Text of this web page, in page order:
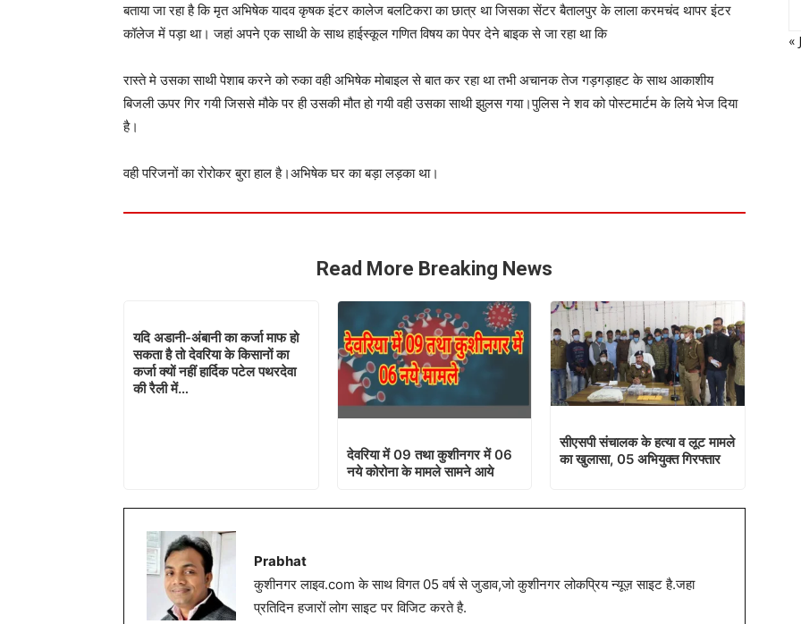
बताया जा रहा है कि मृत अभिषेक यादव कृषक इंटर कालेज बलटिकरा का छात्र था जिसका सेंटर बैतालपुर के लाला करमचंद थापर इंटर
कॉलेज में पड़ा था। जहां अपने एक साथी के साथ हाईस्कूल गणित विषय का पेपर देने बाइक से जा रहा था कि
रास्ते मे उसका साथी पेशाब करने को रुका वही अभिषेक मोबाइल से बात कर रहा था तभी अचानक तेज गड़गड़ाहट के साथ आकाशीय
बिजली ऊपर गिर गयी जिससे मौके पर ही उसकी मौत हो गयी वही उसका साथी झुलस गया।पुलिस ने शव को पोस्टमार्टम के लिये भेज दिया
है।
वही परिजनों का रोरोकर बुरा हाल है।अभिषेक घर का बड़ा लड़का था।
Read More Breaking News
यदि अडानी-अंबानी का कर्जा माफ हो
सकता है तो देवरिया के किसानों का
कर्जा क्यों नहीं हार्दिक पटेल पथरदेवा
की रैली में…
देवरिया में 09 तथा कुशीनगर में 06
नये कोरोना के मामले सामने आये
सीएसपी संचालक के हत्या व लूट मामले
का खुलासा, 05 अभियुक्त गिरफ्तार
Prabhat
कुशीनगर लाइव.com के साथ विगत 05 वर्ष से जुडाव,जो कुशीनगर लोकप्रिय न्यूज़ साइट है.जहा
प्रतिदिन हजारों लोग साइट पर विजिट करते है.
«